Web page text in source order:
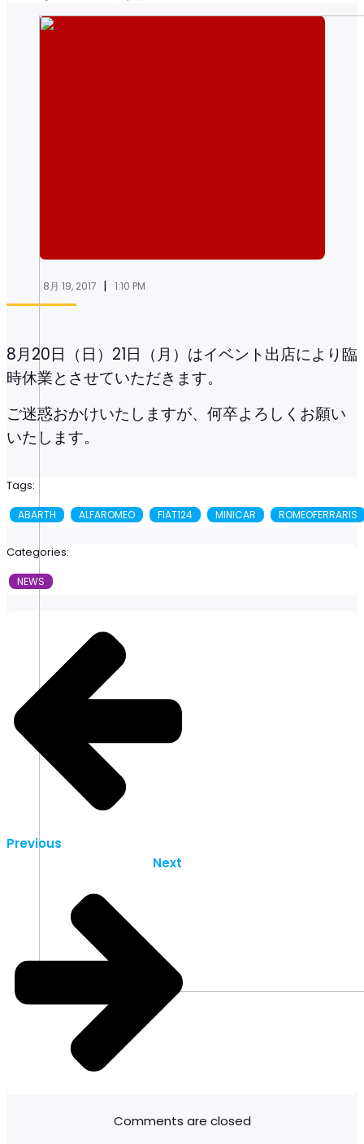
8月 19, 2017 | 1:10 PM
8月20日（日）21日（月）はイベント出店により臨
時休業とさせていただきます。
ご迷惑おかけいたしますが、何卒よろしくお願い
いたします。
Tags:
ABARTH ALFAROMEO FIAT124 MINICAR ROMEOFERRARIS
Categories:
NEWS
Previous
Next
Comments are closed